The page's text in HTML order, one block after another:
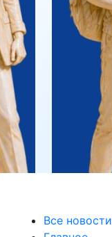
Все новости